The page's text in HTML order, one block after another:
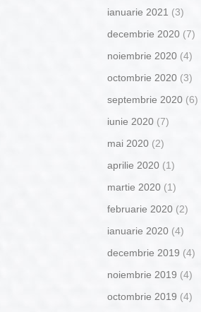
ianuarie 2021 (3)
decembrie 2020 (7)
noiembrie 2020 (4)
octombrie 2020 (3)
septembrie 2020 (6)
iunie 2020 (7)
mai 2020 (2)
aprilie 2020 (1)
martie 2020 (1)
februarie 2020 (2)
ianuarie 2020 (4)
decembrie 2019 (4)
noiembrie 2019 (4)
octombrie 2019 (4)